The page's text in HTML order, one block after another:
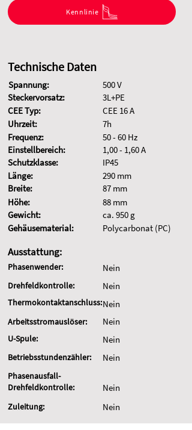
Kennlinie
Technische Daten
Spannung:
Steckervorsatz:
CEE Typ:
Uhrzeit:
Frequenz:
Einstellbereich:
Schutzklasse:
Länge:
Breite:
Höhe:
Gewicht:
Gehäusematerial:
500 V
3L+PE
CEE 16 A
7h
50 - 60 Hz
1,00 - 1,60 A
IP45
290 mm
87 mm
88 mm
ca. 950 g
Polycarbonat (PC)
Ausstattung:
Phasenwender: Nein
Drehfeldkontrolle: Nein
Thermokontaktanschluss:Nein
Arbeitsstromauslöser:
U-Spule:
Nein
Nein
Betriebsstundenzähler: Nein
Phasenausfall-
Drehfeldkontrolle:
Nein
Zuleitung: Nein